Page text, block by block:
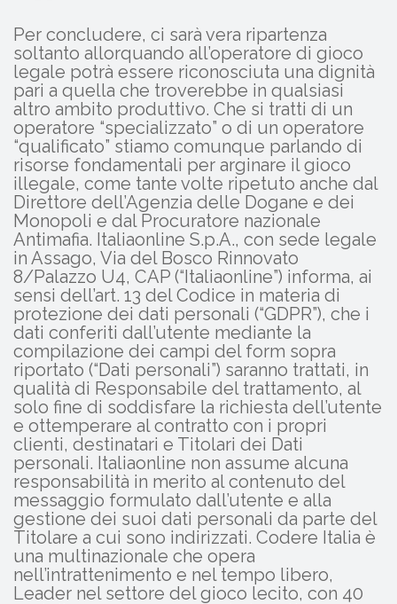
Per concludere, ci sarà vera ripartenza
soltanto allorquando all’operatore di gioco
legale potrà essere riconosciuta una dignità
pari a quella che troverebbe in qualsiasi
altro ambito produttivo. Che si tratti di un
operatore “specializzato” o di un operatore
“qualificato” stiamo comunque parlando di
risorse fondamentali per arginare il gioco
illegale, come tante volte ripetuto anche dal
Direttore dell’Agenzia delle Dogane e dei
Monopoli e dal Procuratore nazionale
Antimafia. Italiaonline S.p.A., con sede legale
in Assago, Via del Bosco Rinnovato
8/Palazzo U4, CAP (“Italiaonline”) informa, ai
sensi dell’art. 13 del Codice in materia di
protezione dei dati personali (“GDPR”), che i
dati conferiti dall’utente mediante la
compilazione dei campi del form sopra
riportato (“Dati personali”) saranno trattati, in
qualità di Responsabile del trattamento, al
solo fine di soddisfare la richiesta dell’utente
e ottemperare al contratto con i propri
clienti, destinatari e Titolari dei Dati
personali. Italiaonline non assume alcuna
responsabilità in merito al contenuto del
messaggio formulato dall’utente e alla
gestione dei suoi dati personali da parte del
Titolare a cui sono indirizzati. Codere Italia è
una multinazionale che opera
nell’intrattenimento e nel tempo libero,
Leader nel settore del gioco lecito, con 40